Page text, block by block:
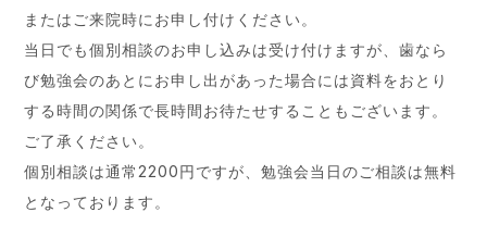
またはご来院時にお申し付けください。
当日でも個別相談のお申し込みは受け付けますが、歯なら
び勉強会のあとにお申し出があった場合には資料をおとり
する時間の関係で長時間お待たせすることもございます。
ご了承ください。
個別相談は通常2200円ですが、勉強会当日のご相談は無料
となっております。